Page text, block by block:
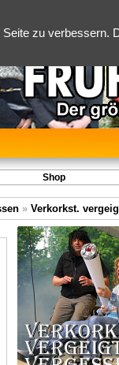
zu verbessern.
Shop
» Verkorkst.